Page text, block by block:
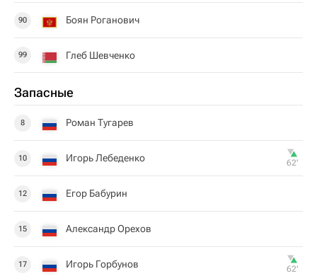
90 Боян Роганович
99 Глеб Шевченко
Запасные
8 Роман Тугарев
10 Игорь Лебеденко 62‎’‎
12 Егор Бабурин
15 Александр Орехов
17 Игорь Горбунов 62‎’‎